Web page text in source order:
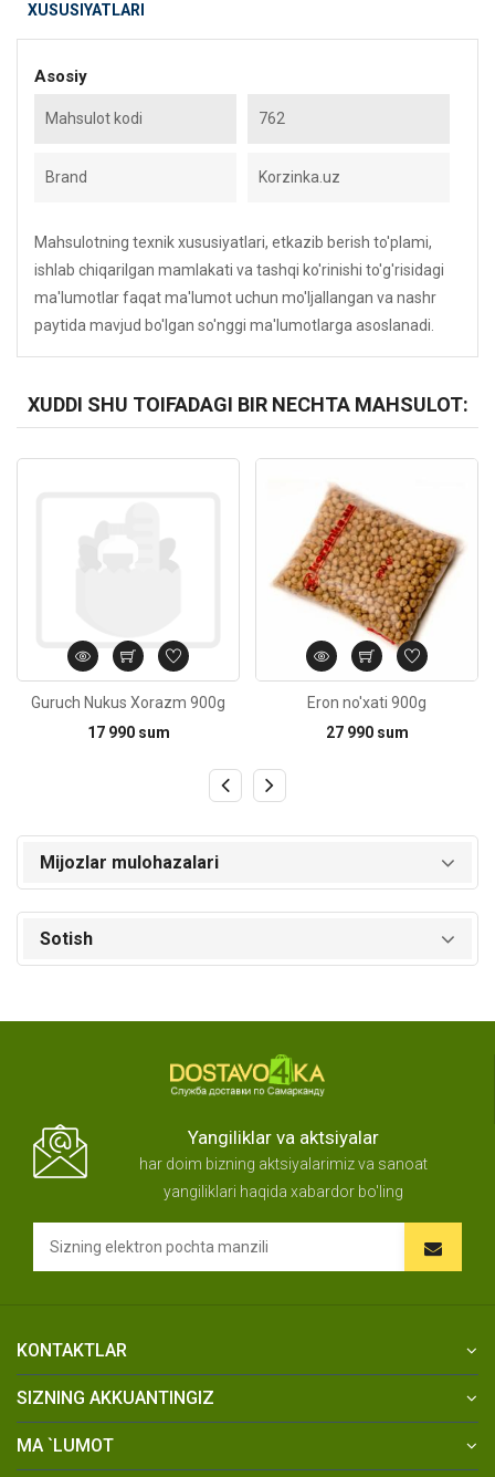
XUSUSIYATLARI
Asosiy
Mahsulot kodi 762
Brand Korzinka.uz
Mahsulotning texnik xususiyatlari, etkazib berish to'plami,
ishlab chiqarilgan mamlakati va tashqi ko'rinishi to'g'risidagi
ma'lumotlar faqat ma'lumot uchun mo'ljallangan va nashr
paytida mavjud bo'lgan so'nggi ma'lumotlarga asoslanadi.
XUDDI SHU TOIFADAGI BIR NECHTA MAHSULOT:
Guruch Nukus Xorazm 900g
17 990 sum
Eron no'xati 900g
27 990 sum
Mijozlar mulohazalari
Sotish
Yangiliklar va aktsiyalar
har doim bizning aktsiyalarimiz va sanoat
yangiliklari haqida xabardor bo'ling
KONTAKTLAR
SIZNING AKKUANTINGIZ
MA `LUMOT